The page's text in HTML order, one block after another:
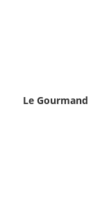
Le Gourmand